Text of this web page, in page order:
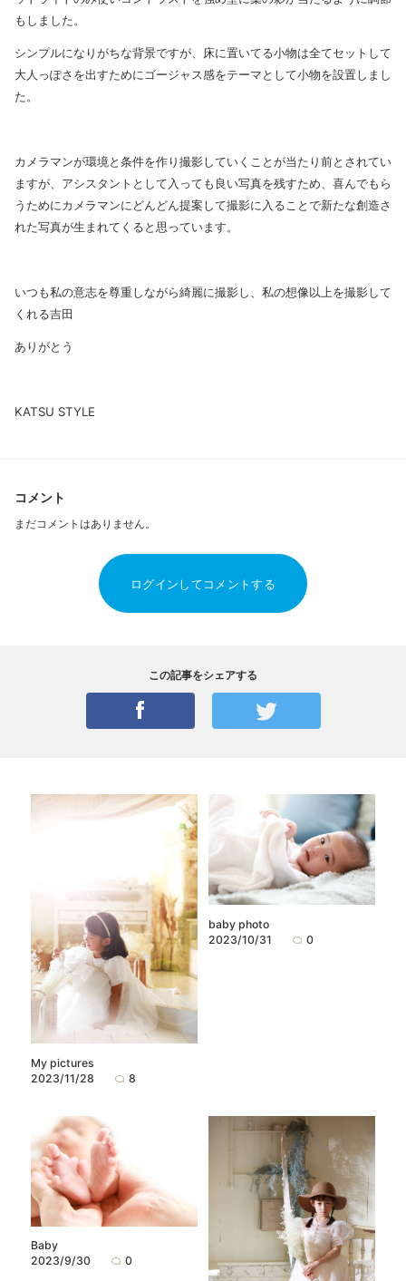
もしました。
シンプルになりがちな背景ですが、床に置いてる小物は全てセットして
大人っぽさを出すためにゴージャス感をテーマとして小物を設置しまし
た。
カメラマンが環境と条件を作り撮影していくことが当たり前とされてい
ますが、アシスタントとして入っても良い写真を残すため、喜んでもら
うためにカメラマンにどんどん提案して撮影に入ることで新たな創造さ
れた写真が生まれてくると思っています。
いつも私の意志を尊重しながら綺麗に撮影し、私の想像以上を撮影して
くれる吉田
ありがとう
KATSU STYLE
コメント
まだコメントはありません。
ログインしてコメントする
この記事をシェアする
My pictures
2023/11/28
8
baby photo
2023/10/31
0
Baby
2023/9/30
0